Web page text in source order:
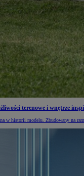
terenowe i wnętrze
w historii modelu. Zbudowany na